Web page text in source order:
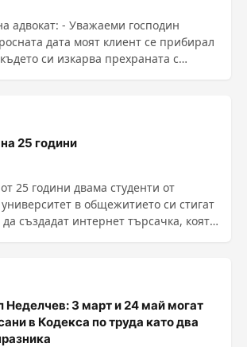
адвокат: - Уважаеми господин
дата моят клиент се прибирал
си изкарва прехраната с
25 години
25 години двама студенти от
в общежитието си стигат
създадат интернет търсачка, която
3 март и 24 май могат
в Кодекса по труда като два